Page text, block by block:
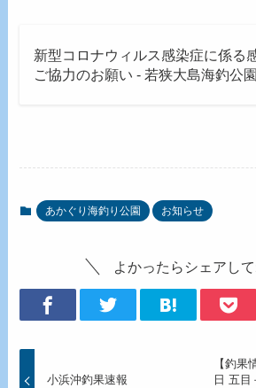
新型コロナウィルス感染症に係る
ご協力のお願い - 若狭大島海釣公
あかぐり海釣り公園 お知らせ
よかったらシェアして
小浜沖釣果速報
【釣果
日 五目